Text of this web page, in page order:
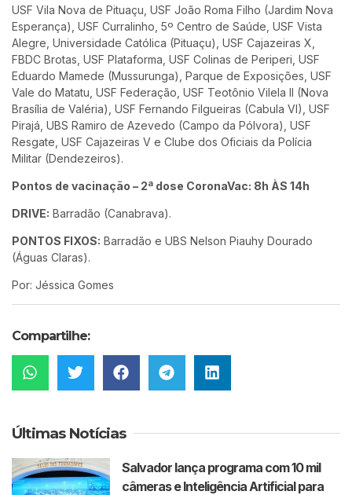
USF Vila Nova de Pituaçu, USF João Roma Filho (Jardim Nova
Esperança), USF Curralinho, 5º Centro de Saúde, USF Vista
Alegre, Universidade Católica (Pituaçu), USF Cajazeiras X,
FBDC Brotas, USF Plataforma, USF Colinas de Periperi, USF
Eduardo Mamede (Mussurunga), Parque de Exposições, USF
Vale do Matatu, USF Federação, USF Teotônio Vilela II (Nova
Brasília de Valéria), USF Fernando Filgueiras (Cabula VI), USF
Pirajá, UBS Ramiro de Azevedo (Campo da Pólvora), USF
Resgate, USF Cajazeiras V e Clube dos Oficiais da Polícia
Militar (Dendezeiros).
Pontos de vacinação – 2ª dose CoronaVac: 8h ÀS 14h
DRIVE: Barradão (Canabrava).
PONTOS FIXOS: Barradão e UBS Nelson Piauhy Dourado
(Águas Claras).
Por: Jéssica Gomes
Compartilhe:
Últimas Notícias
Salvador lança programa com 10 mil
câmeras e Inteligência Artificial para